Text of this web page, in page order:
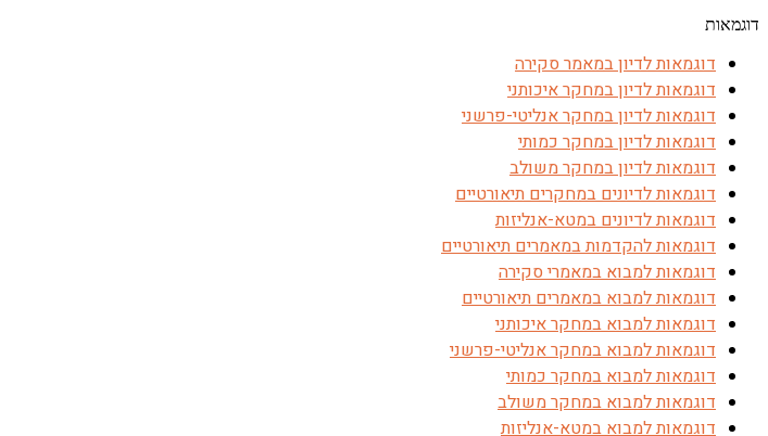
דוגמאות
דוגמאות לדיון במאמר סקירה
דוגמאות לדיון במחקר איכותני
דוגמאות לדיון במחקר אנליטי-פרשני
דוגמאות לדיון במחקר כמותי
דוגמאות לדיון במחקר משולב
דוגמאות לדיונים במחקרים תיאורטיים
דוגמאות לדיונים במטא-אנליזות
דוגמאות להקדמות במאמרים תיאורטיים
דוגמאות למבוא במאמרי סקירה
דוגמאות למבוא במאמרים תיאורטיים
דוגמאות למבוא במחקר איכותני
דוגמאות למבוא במחקר אנליטי-פרשני
דוגמאות למבוא במחקר כמותי
דוגמאות למבוא במחקר משולב
דוגמאות למבוא במטא-אנליזות